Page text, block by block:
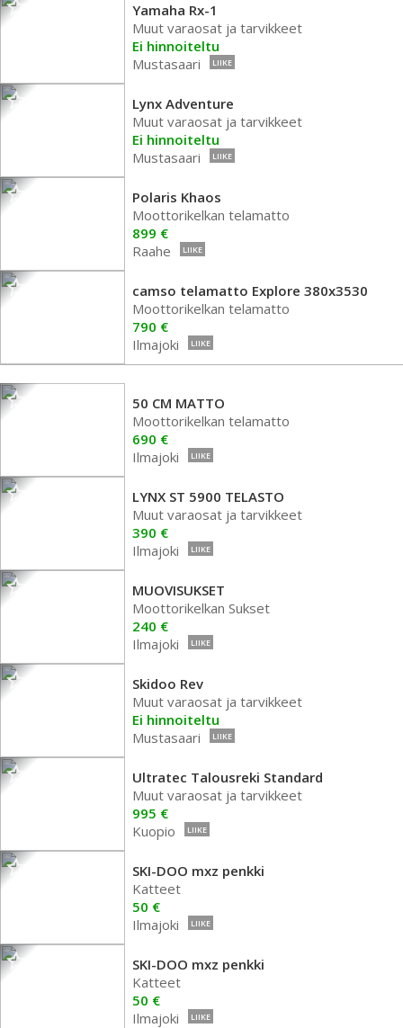
Yamaha Rx-1
Muut varaosat ja tarvikkeet
Ei hinnoiteltu
Mustasaari
LIIKE
Lynx Adventure
Muut varaosat ja tarvikkeet
Ei hinnoiteltu
Mustasaari
LIIKE
Polaris Khaos
Moottorikelkan telamatto
899 €
Raahe
LIIKE
camso telamatto Explore 380x3530
Moottorikelkan telamatto
790 €
Ilmajoki
LIIKE
50 CM MATTO
Moottorikelkan telamatto
690 €
Ilmajoki
LIIKE
LYNX ST 5900 TELASTO
Muut varaosat ja tarvikkeet
390 €
Ilmajoki
LIIKE
MUOVISUKSET
Moottorikelkan Sukset
240 €
Ilmajoki
LIIKE
Skidoo Rev
Muut varaosat ja tarvikkeet
Ei hinnoiteltu
Mustasaari
LIIKE
Ultratec Talousreki Standard
Muut varaosat ja tarvikkeet
995 €
Kuopio
LIIKE
SKI-DOO mxz penkki
Katteet
50 €
Ilmajoki
LIIKE
SKI-DOO mxz penkki
Katteet
50 €
Ilmajoki
LIIKE